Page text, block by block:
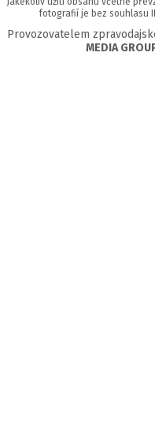
fotografií je bez souhlasu
Provozovatelem
MEDIA